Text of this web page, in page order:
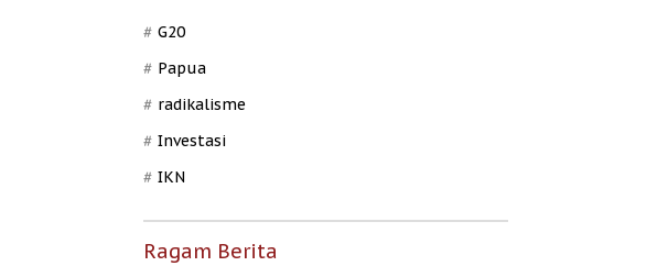
G20
Papua
radikalisme
Investasi
IKN
Ragam Berita